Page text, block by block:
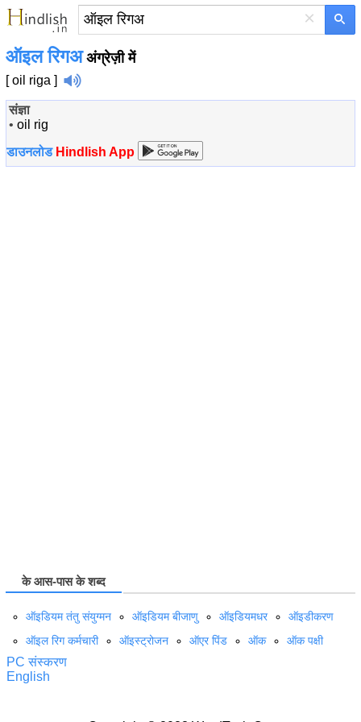
×
ऑइल रिगअअंग्रेज़ी में
[ oil riga ]
संज्ञा
• oil rig
डाउनलोड Hindlish App
के आस-पास के शब्द
ऑइडियम तंतु संयुग्मन ऑइडियम बीजाणु ऑइडियमधर
ऑइडीकरण
ऑइल रिग कर्मचारी
ऑइस्ट्रोजन ऑएर पिंड ऑक ऑक पक्षी
PC संस्करण
English